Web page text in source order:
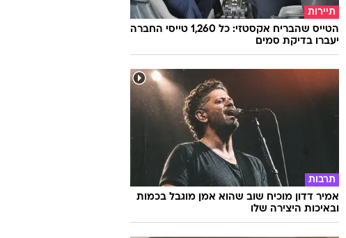
תיירות
הטייס שהבריח אקסטזי: כל 1,260 טייסי החברה
יעברו בדיקת סמים
תרבות
אמיר דדון מוכיח שוב שהוא אמן מוגבל בכמות
ובאיכות היצירה שלו